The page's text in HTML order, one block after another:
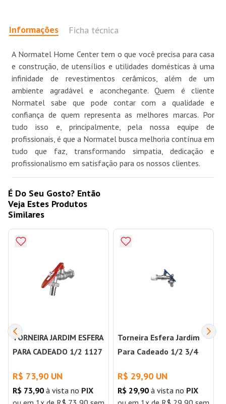
Informações Ficha técnica
A Normatel Home Center tem o que você precisa para casa
e construção, de utensílios e utilidades domésticas à uma
infinidade de revestimentos cerâmicos, além de um
ambiente agradável e aconchegante. Quem é cliente
Normatel sabe que pode contar com a qualidade e
confiança de quem representa as melhores marcas. Por
tudo isso e, principalmente, pela nossa equipe de
profissionais, é que a Normatel busca melhoria contínua em
tudo que faz, transformando simpatia, dedicação e
profissionalismo em satisfação para os nossos clientes.
É Do Seu Gosto? Então
Veja Estes Produtos
Similares
TORNEIRA JARDIM ESFERA
PARA CADEADO 1/2 1127
R$ 73,90 UN
R$ 73,90 à vista no PIX
Torneira Esfera Jardim
Para Cadeado 1/2 3/4
R$ 29,90 UN
R$ 29,90 à vista no PIX